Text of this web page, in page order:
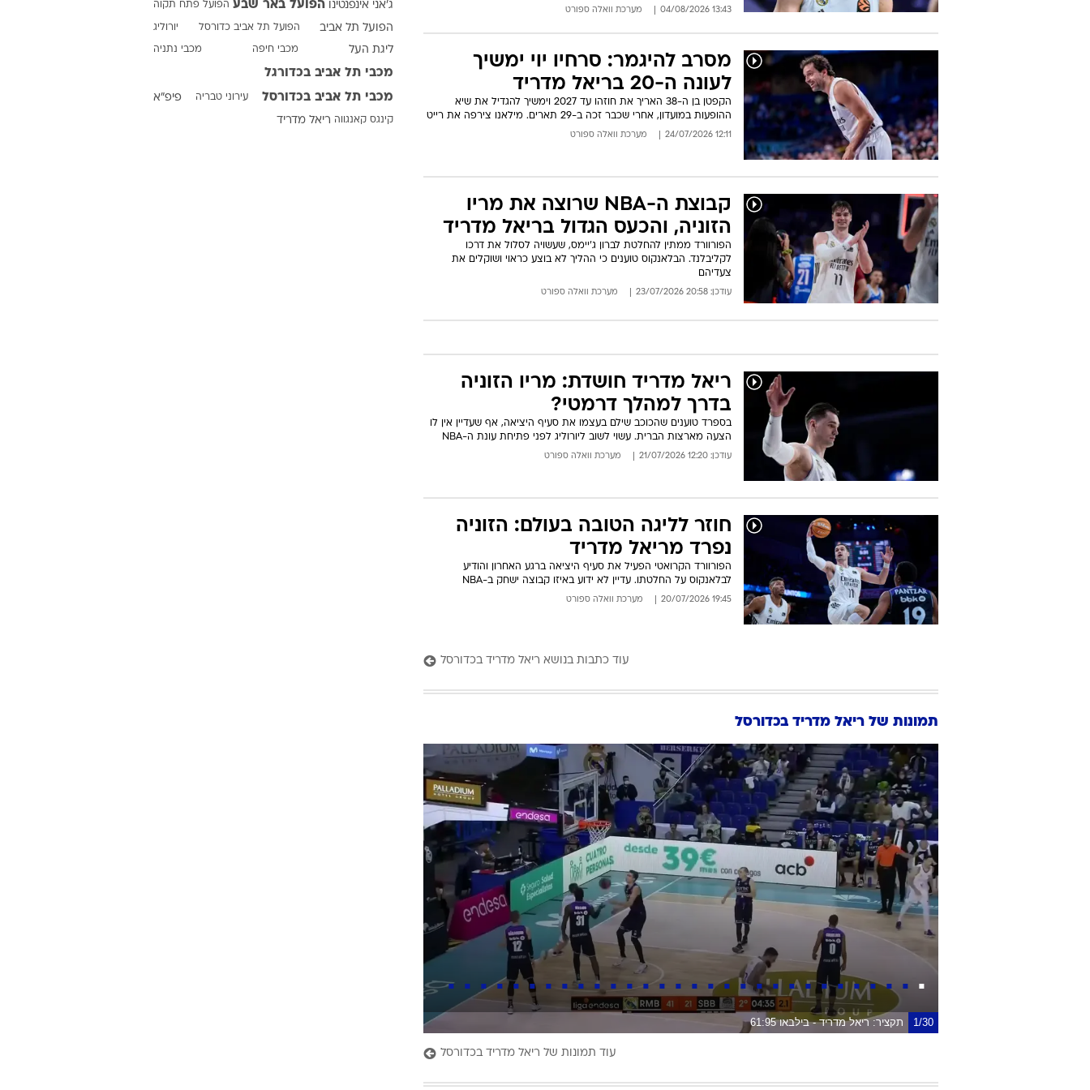
ענפים נוספים
לוח שידורים
החידה של ספורט1
ארכיון מדורים מחוץ לקווים
4-4-2 כתבו לנו
13:43 04/08/2026 מערכת וואלה ספורט
מסרב להיגמר: סרחיו יוי ימשיך
לעונה ה-20 בריאל מדריד
הקפטן בן ה-38 האריך את חוזהו עד 2027 וימשיך להגדיל את שיא
ההופעות במועדון, אחרי שכבר זכה ב-29 תארים. מילאנו צירפה את רייט
12:11 24/07/2026 מערכת וואלה ספורט
קבוצת ה-NBA שרוצה את מריו
הזוניה, והכעס הגדול בריאל מדריד
הפורוורד ממתין להחלטת לברון ג'יימס, שעשויה לסלול את דרכו
לקליבלנד. הבלאנקוס טוענים כי ההליך לא בוצע כראוי ושוקלים את
צעדיהם
עודכן: 20:58 23/07/2026 מערכת וואלה ספורט
ריאל מדריד חושדת: מריו הזוניה
בדרך למהלך דרמטי?
בספרד טוענים שהכוכב שילם בעצמו את סעיף היציאה, אף שעדיין אין לו
הצעה מארצות הברית. עשוי לשוב ליורוליג לפני פתיחת עונת ה-NBA
עודכן: 12:20 21/07/2026 מערכת וואלה ספורט
חוזר לליגה הטובה בעולם: הזוניה
נפרד מריאל מדריד
הפורוורד הקרואטי הפעיל את סעיף היציאה ברגע האחרון והודיע
לבלאנקוס על החלטתו. עדיין לא ידוע באיזו קבוצה ישחק ב-NBA
19:45 20/07/2026 מערכת וואלה ספורט
עוד כתבות בנושא ריאל מדריד בכדורסל
תמונות של ריאל מדריד בכדורסל
1/30 תקציר: ריאל מדריד - בילבאו 61:95
עוד תמונות של ריאל מדריד בכדורסל
ג'אני אינפנטינו הפועל באר שבע הפועל פתח תקוה
הפועל תל אביב הפועל תל אביב כדורסל יורוליג
ליגת העל מכבי חיפה מכבי נתניה
מכבי תל אביב בכדורגל
מכבי תל אביב בכדורסל
עירוני טבריה פיפ"א
קינגס קאנגווה ריאל מדריד